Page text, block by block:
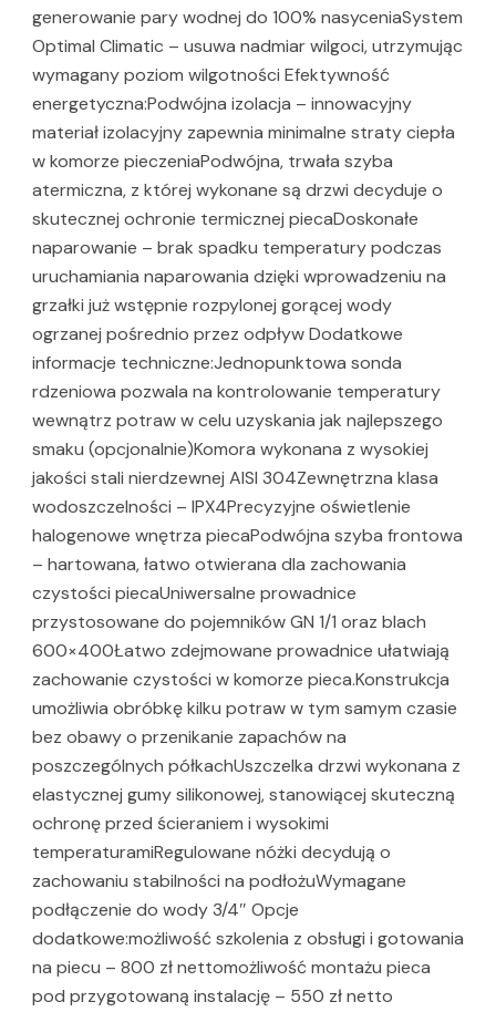
generowanie pary wodnej do 100% nasyceniaSystem
Optimal Climatic – usuwa nadmiar wilgoci, utrzymując
wymagany poziom wilgotności Efektywność
energetyczna:Podwójna izolacja – innowacyjny
materiał izolacyjny zapewnia minimalne straty ciepła
w komorze pieczeniaPodwójna, trwała szyba
atermiczna, z której wykonane są drzwi decyduje o
skutecznej ochronie termicznej piecaDoskonałe
naparowanie – brak spadku temperatury podczas
uruchamiania naparowania dzięki wprowadzeniu na
grzałki już wstępnie rozpylonej gorącej wody
ogrzanej pośrednio przez odpływ Dodatkowe
informacje techniczne:Jednopunktowa sonda
rdzeniowa pozwala na kontrolowanie temperatury
wewnątrz potraw w celu uzyskania jak najlepszego
smaku (opcjonalnie)Komora wykonana z wysokiej
jakości stali nierdzewnej AISI 304Zewnętrzna klasa
wodoszczelności – IPX4Precyzyjne oświetlenie
halogenowe wnętrza piecaPodwójna szyba frontowa
– hartowana, łatwo otwierana dla zachowania
czystości piecaUniwersalne prowadnice
przystosowane do pojemników GN 1/1 oraz blach
600×400Łatwo zdejmowane prowadnice ułatwiają
zachowanie czystości w komorze pieca.Konstrukcja
umożliwia obróbkę kilku potraw w tym samym czasie
bez obawy o przenikanie zapachów na
poszczególnych półkachUszczelka drzwi wykonana z
elastycznej gumy silikonowej, stanowiącej skuteczną
ochronę przed ścieraniem i wysokimi
temperaturamiRegulowane nóżki decydują o
zachowaniu stabilności na podłożuWymagane
podłączenie do wody 3/4″ Opcje
dodatkowe:możliwość szkolenia z obsługi i gotowania
na piecu – 800 zł nettomożliwość montażu pieca
pod przygotowaną instalację – 550 zł netto